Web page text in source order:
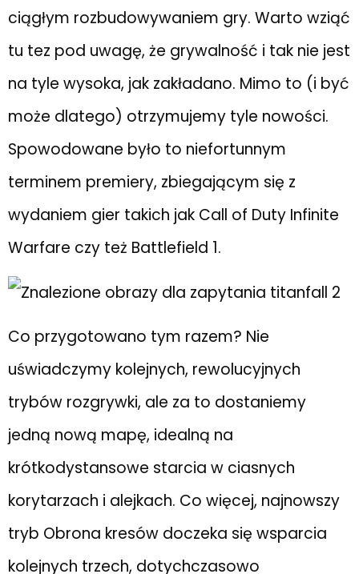
ciągłym rozbudowywaniem gry. Warto wziąć
tu tez pod uwagę, że grywalność i tak nie jest
na tyle wysoka, jak zakładano. Mimo to (i być
może dlatego) otrzymujemy tyle nowości.
Spowodowane było to niefortunnym
terminem premiery, zbiegającym się z
wydaniem gier takich jak Call of Duty Infinite
Warfare czy też Battlefield 1.
Co przygotowano tym razem? Nie
uświadczymy kolejnych, rewolucyjnych
trybów rozgrywki, ale za to dostaniemy
jedną nową mapę, idealną na
krótkodystansowe starcia w ciasnych
korytarzach i alejkach. Co więcej, najnowszy
tryb Obrona kresów doczeka się wsparcia
kolejnych trzech, dotychczasowo